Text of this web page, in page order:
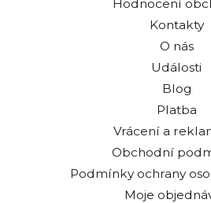
Hodnocení
Kontakty
O nás
Události
Blog
Platba
Vrácení a
Obchodní
Podmínky ochrany
Moje